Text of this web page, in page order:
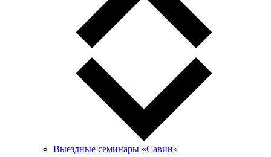
Выездные семинары «Савин»